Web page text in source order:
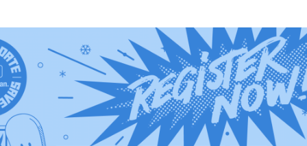
ruroc und Handschuhe von Deathgrip ergänzen das
Sortiment.Bald werden alle Produkte online sein, also
melde dich auf SHOPS 1st BASE an, und check die neuen
Produkte bereits vor dem SHOPS 1st TRY aus!